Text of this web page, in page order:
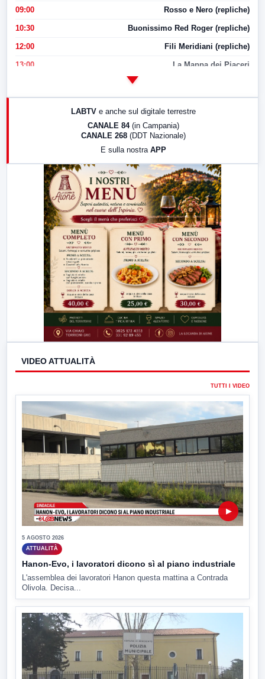
09:00 Rosso e Nero (repliche)
10:30 Buonissimo Red Roger (repliche)
12:00 Fili Meridiani (repliche)
13:00 La Mappa dei Piaceri
LabNews (replica)
LABTV e anche sul digitale terrestre
CANALE 84 (in Campania)
CANALE 268 (DDT Nazionale)
E sulla nostra APP
VIDEO ATTUALITÀ
TUTTI I VIDEO
▶
5 AGOSTO 2026
ATTUALITÀ
Hanon-Evo, i lavoratori dicono sì al piano industriale
L'assemblea dei lavoratori Hanon questa mattina a Contrada
Olivola. Decisa...